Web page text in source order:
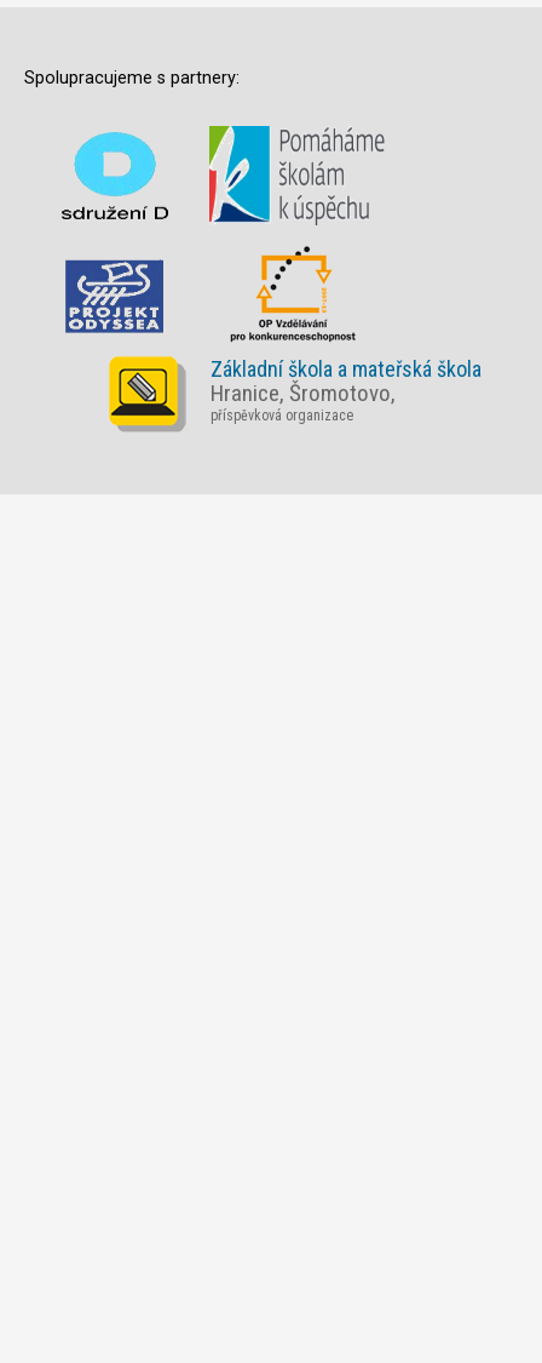
Spolupracujeme s partnery:
Základní škola a mateřská škola
Hranice, Šromotovo,
příspěvková organizace